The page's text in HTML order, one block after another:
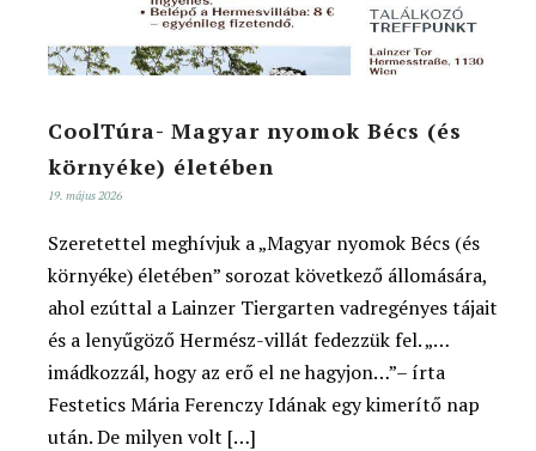
CoolTúra- Magyar nyomok Bécs (és
környéke) életében
19. május 2026
Szeretettel meghívjuk a „Magyar nyomok Bécs (és
környéke) életében” sorozat következő állomására,
ahol ezúttal a Lainzer Tiergarten vadregényes tájait
és a lenyűgöző Hermész-villát fedezzük fel. „…
imádkozzál, hogy az erő el ne hagyjon…”– írta
Festetics Mária Ferenczy Idának egy kimerítő nap
után. De milyen volt […]